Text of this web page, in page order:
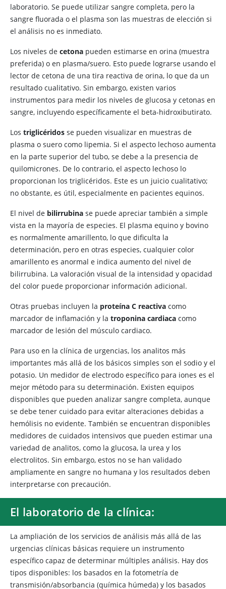
laboratorio. Se puede utilizar sangre completa, pero la
sangre fluorada o el plasma son las muestras de elección si
el análisis no es inmediato.
Los niveles de cetona pueden estimarse en orina (muestra
preferida) o en plasma/suero. Esto puede lograrse usando el
lector de cetona de una tira reactiva de orina, lo que da un
resultado cualitativo. Sin embargo, existen varios
instrumentos para medir los niveles de glucosa y cetonas en
sangre, incluyendo específicamente el beta-hidroxibutirato.
Los triglicéridos se pueden visualizar en muestras de
plasma o suero como lipemia. Si el aspecto lechoso aumenta
en la parte superior del tubo, se debe a la presencia de
quilomicrones. De lo contrario, el aspecto lechoso lo
proporcionan los triglicéridos. Este es un juicio cualitativo;
no obstante, es útil, especialmente en pacientes equinos.
El nivel de bilirrubina se puede apreciar también a simple
vista en la mayoría de especies. El plasma equino y bovino
es normalmente amarillento, lo que dificulta la
determinación, pero en otras especies, cualquier color
amarillento es anormal e indica aumento del nivel de
bilirrubina. La valoración visual de la intensidad y opacidad
del color puede proporcionar información adicional.
Otras pruebas incluyen la proteína C reactiva como
marcador de inflamación y la troponina cardiaca como
marcador de lesión del músculo cardiaco.
Para uso en la clínica de urgencias, los analitos más
importantes más allá de los básicos simples son el sodio y el
potasio. Un medidor de electrodo específico para iones es el
mejor método para su determinación. Existen equipos
disponibles que pueden analizar sangre completa, aunque
se debe tener cuidado para evitar alteraciones debidas a
hemólisis no evidente. También se encuentran disponibles
medidores de cuidados intensivos que pueden estimar una
variedad de analitos, como la glucosa, la urea y los
electrolitos. Sin embargo, estos no se han validado
ampliamente en sangre no humana y los resultados deben
interpretarse con precaución.
El laboratorio de la clínica:
La ampliación de los servicios de análisis más allá de las
urgencias clínicas básicas requiere un instrumento
específico capaz de determinar múltiples análisis. Hay dos
tipos disponibles: los basados en la fotometría de
transmisión/absorbancia (química húmeda) y los basados